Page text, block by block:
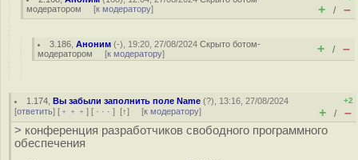
модератором [к модератору] + / –
3.186 ,Аноним (-), 19:20, 27/08/2024Скрыто ботом-
модератором [к модератору] + / –
1.174 ,Вы забыли заполнить поле Name (?), 13:16, 27/08/2024
[ответить] [ ﹢﹢﹢ ] [ · · · ] [↑] [к модератору]
+2
+ / –
> конференция разработчиков свободного программного
обеспечения